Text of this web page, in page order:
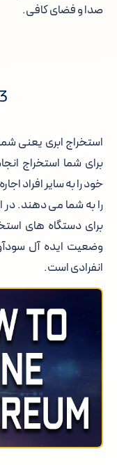
صدا و فضای کافی.
3. استخراج ابری
استخراج ابری یعنی
برای شما استخراج
خود را به سایر افراد
را به شما می دهند. در
برای دستگاه های
وضعیت ایده آل
انفرادی است.